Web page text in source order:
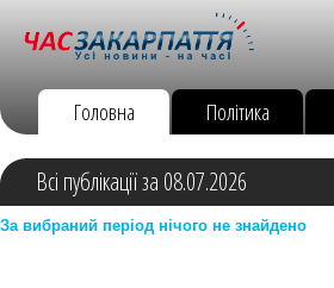
Головна Політика
Всі публікації за 08.07.2026
За вибраний період нічого не знайдено